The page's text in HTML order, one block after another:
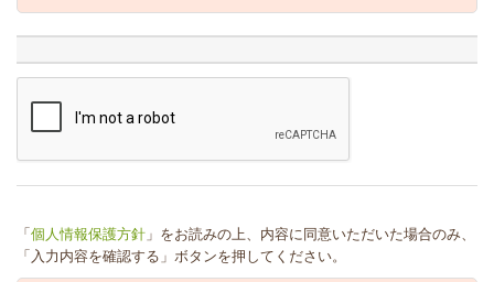
「 個人情報保護方針 」をお読みの上、内容に同意いただいた場合のみ、
「入力内容を確認する」ボタンを押してください。